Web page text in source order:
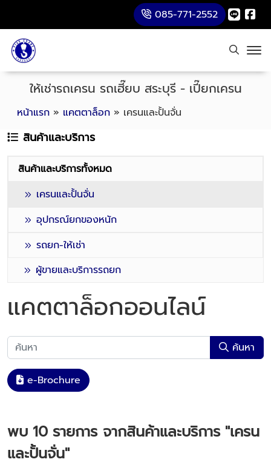
085-771-2552
หน้าแรก » แคตตาล็อก » เครนและปั้นจั่น
ให้เช่ารถเครน รถเฮี๊ยบ สระบุรี - เปี๊ยกเครน
สินค้าและบริการ
สินค้าและบริการทั้งหมด
เครนและปั้นจั่น
อุปกรณ์ยกของหนัก
รถยก-ให้เช่า
ผู้ขายและบริการรถยก
แคตตาล็อกออนไลน์
ค้นหา
e-Brochure
พบ 10 รายการ จากสินค้าและบริการ "เครน
และปั้นจั่น"